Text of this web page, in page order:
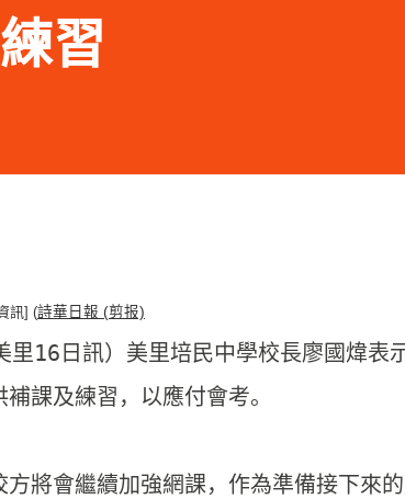
習
訊] (
里16日訊）美里培民中學校長廖國煒表示
課及練習，以應付會考。
將會繼續加強網課， 作為準備接下來的